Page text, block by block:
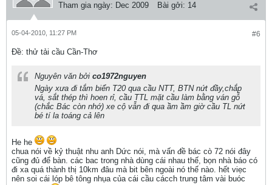
Tham gia ngày: Dec 2009 Bài gởi: 14
#6
05-04-2010, 11:27 PM
Ðề: thử tải cầu Cần-Thơ
Nguyên văn bởi co1972nguyen
Ngày xưa đi tắm biển T20 qua cầu NTT, BTN nứt đầy,chắp
vá, sắt thép thì hoen rỉ, cầu TTL mặt cầu làm bằng ván gỗ
(chắc Bác còn nhớ) xe cộ vẫn đi qua ầm ầm giờ cầu TL nứt
bé tí la toáng cả lên
He he
chua nói về kỷ thuật nhu anh Dức nói, mà vấn đề bác cò 72 nói đây
cũng đủ để bàn. các bac trong nhà dùng cái nhau thế, bọn nhà báo có
đi xa quá thành thị 10km đâu mà bit bên ngoài nó thế nào. hết viẹc
nên soi cái lóp bê tông nhụa của cái cầu cácch trung tâm vài buóc